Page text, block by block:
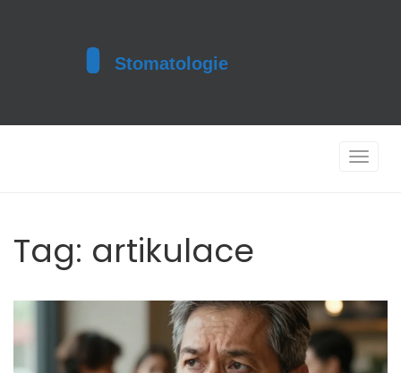
Toggle
Tag: artikulace